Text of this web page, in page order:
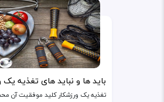
باید ها و نباید های تغذیه یک
تغذیه یک ورزشکار کلید موفقیت آن